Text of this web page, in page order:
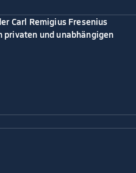
Carl Remigius Fresenius
privaten und unabhängigen